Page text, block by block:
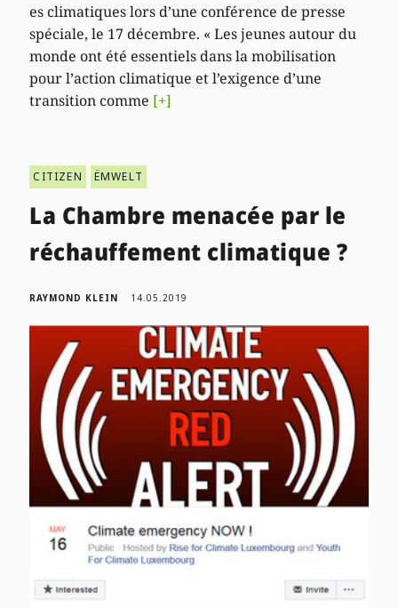
es climatiques lors d’une conférence de presse
spéciale, le 17 décembre. « Les jeunes autour du
monde ont été essentiels dans la mobilisation
pour l’action climatique et l’exigence d’une
transition comme [+]
CITIZEN ËMWELT
La Chambre menacée par le
réchauffement climatique ?
RAYMOND KLEIN 14.05.2019